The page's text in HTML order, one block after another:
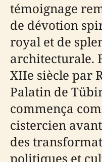
témoignage
de dévotion
royal et de
architecturale.
XIIe siècle par
Palatin de
commença
cistercien
des
politiques et